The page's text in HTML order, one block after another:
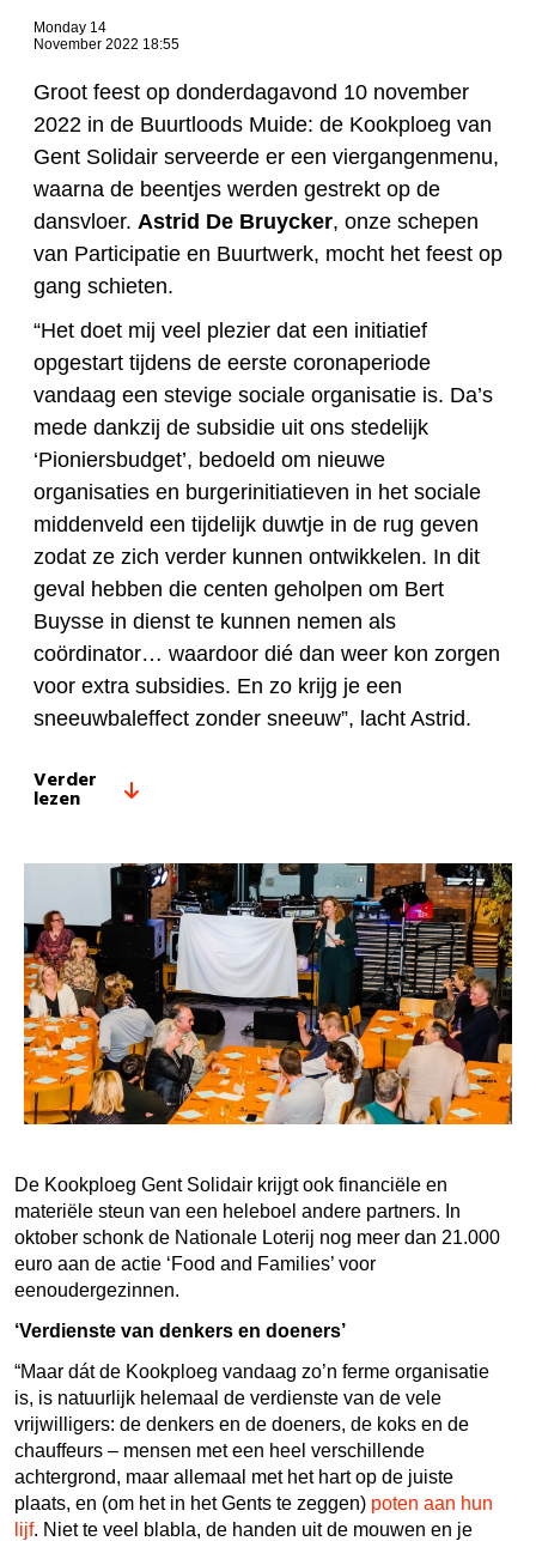
Monday 14
November 2022 18:55
Groot feest op donderdagavond 10 november
2022 in de Buurtloods Muide: de Kookploeg van
Gent Solidair serveerde er een viergangenmenu,
waarna de beentjes werden gestrekt op de
dansvloer. Astrid De Bruycker, onze schepen
van Participatie en Buurtwerk, mocht het feest op
gang schieten.
“Het doet mij veel plezier dat een initiatief
opgestart tijdens de eerste coronaperiode
vandaag een stevige sociale organisatie is. Da’s
mede dankzij de subsidie uit ons stedelijk
‘Pioniersbudget’, bedoeld om nieuwe
organisaties en burgerinitiatieven in het sociale
middenveld een tijdelijk duwtje in de rug geven
zodat ze zich verder kunnen ontwikkelen. In dit
geval hebben die centen geholpen om Bert
Buysse in dienst te kunnen nemen als
coördinator… waardoor dié dan weer kon zorgen
voor extra subsidies. En zo krijg je een
sneeuwbaleffect zonder sneeuw”, lacht Astrid.
Verder
lezen
De Kookploeg Gent Solidair krijgt ook financiële en
materiële steun van een heleboel andere partners. In
oktober schonk de Nationale Loterij nog meer dan 21.000
euro aan de actie ‘Food and Families’ voor
eenoudergezinnen.
‘Verdienste van denkers en doeners’
“Maar dát de Kookploeg vandaag zo’n ferme organisatie
is, is natuurlijk helemaal de verdienste van de vele
vrijwilligers: de denkers en de doeners, de koks en de
chauffeurs – mensen met een heel verschillende
achtergrond, maar allemaal met het hart op de juiste
plaats, en (om het in het Gents te zeggen) poten aan hun
lijf. Niet te veel blabla, de handen uit de mouwen en je